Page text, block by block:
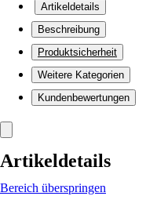
Artikeldetails
Beschreibung
Produktsicherheit
Weitere Kategorien
Kundenbewertungen
Artikeldetails
Bereich überspringen